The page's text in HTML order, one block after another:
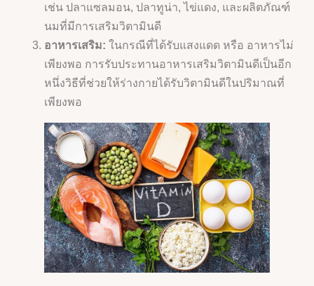
เช่น ปลาแซลมอน, ปลาทูน่า, ไข่แดง, และผลิตภัณฑ์
นมที่มีการเสริมวิตามินดี
อาหารเสริม: ในกรณีที่ได้รับแสงแดด หรือ อาหารไม่
เพียงพอ การรับประทานอาหารเสริมวิตามินดีเป็นอีก
หนึ่งวิธีที่ช่วยให้ร่างกายได้รับวิตามินดีในปริมาณที่
เพียงพอ